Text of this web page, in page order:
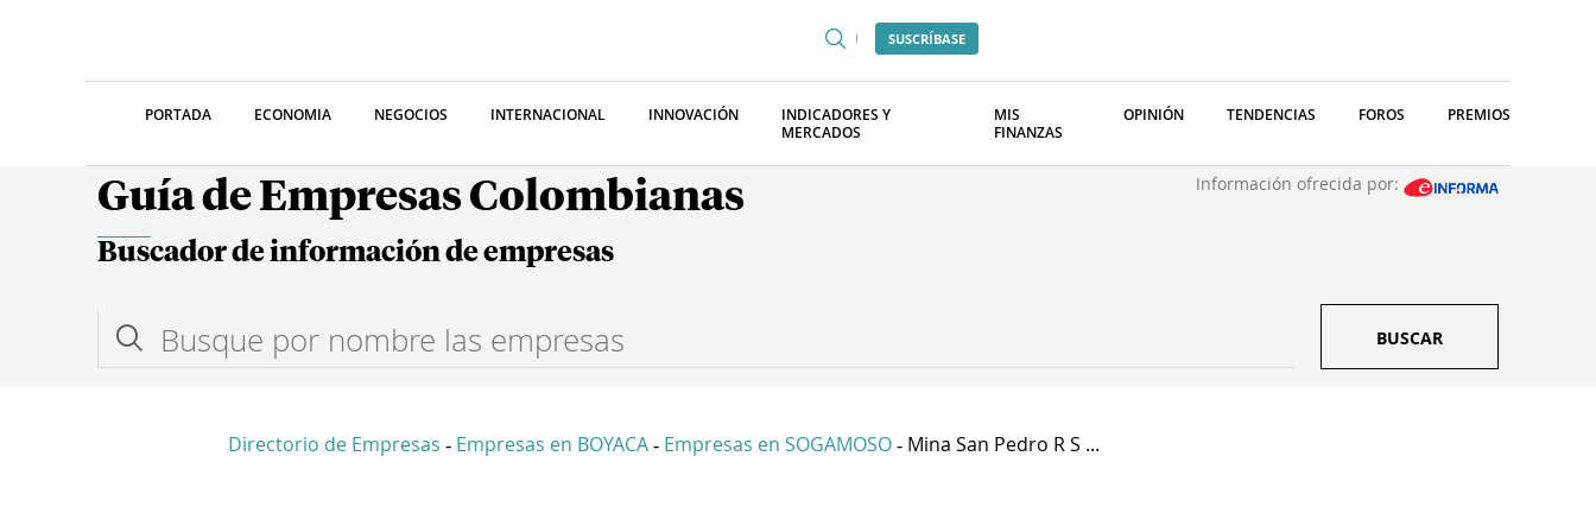
SUSCRÍBASE
PORTADA ECONOMIA NEGOCIOS INTERNACIONAL INNOVACIÓN
INDICADORES Y
MERCADOS
MIS
FINANZAS
OPINIÓN TENDENCIAS FOROS PREMIOS
Guía de Empresas Colombianas Información ofrecida por:
Buscador de información de empresas
BUSCAR
Directorio de Empresas - Empresas en BOYACA - Empresas en SOGAMOSO - Mina San Pedro R S ...